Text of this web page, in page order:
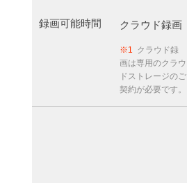
録画可能時間 クラウド録画
※1
クラウド録
画は専用のクラウ
ドストレージのご
契約が必要です。